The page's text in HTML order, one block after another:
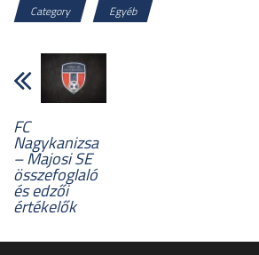
Category Egyéb
FC
Nagykanizsa
– Majosi SE
összefoglaló
és edzői
értékelők